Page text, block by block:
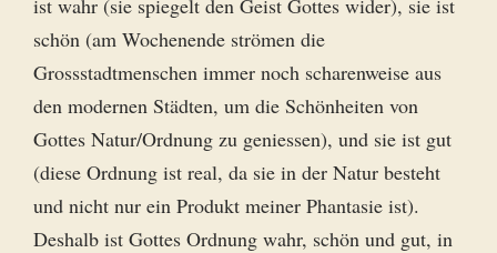
ist wahr (sie spiegelt den Geist Gottes wider), sie ist
schön (am Wochenende strömen die
Grossstadtmenschen immer noch scharenweise aus
den modernen Städten, um die Schönheiten von
Gottes Natur/Ordnung zu geniessen), und sie ist gut
(diese Ordnung ist real, da sie in der Natur besteht
und nicht nur ein Produkt meiner Phantasie ist).
Deshalb ist Gottes Ordnung wahr, schön und gut, in